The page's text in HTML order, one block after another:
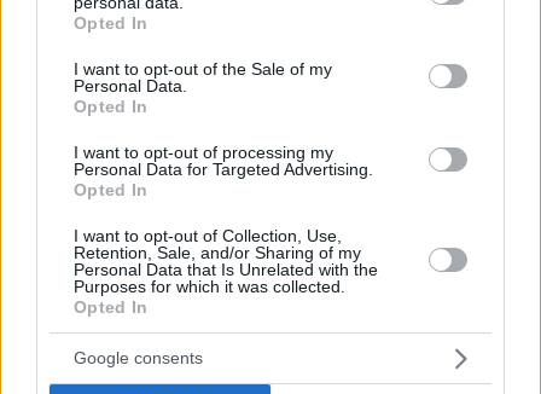
grant or deny consent to Google and its third-party tags to
use your data for below specified purposes in below Google
consent section.
Opted In
I want to opt-out of the Sale of my
Personal Data.
Opted In
I want to opt-out of processing my
Personal Data for Targeted Advertising.
Opted In
I want to opt-out of Collection, Use,
Retention, Sale, and/or Sharing of my
Personal Data that Is Unrelated with the
Purposes for which it was collected.
Opted In
Google consents
Cut The Rope
ΔΕΙΤΕ ΟΛΑ ΤΑ GAMES
Best of Network